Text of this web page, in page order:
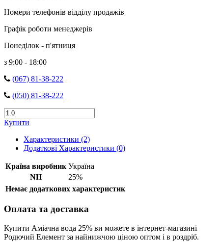
Номери телефонів відділу продажів
Графік роботи менеджерів
Понеділок - п'ятниця
з 9:00 - 18:00
(067) 81-38-222
(050) 81-38-222
Купити
Характеристики (2)
Додаткові Характеристики (0)
Країна виробник Україна
NH
25%
Немає додаткових характеристик
Оплата та доставка
Купити Аміачна вода 25% ви можете в інтернет-магазині
Родючий Елемент за найнижчою ціною оптом і в роздріб.